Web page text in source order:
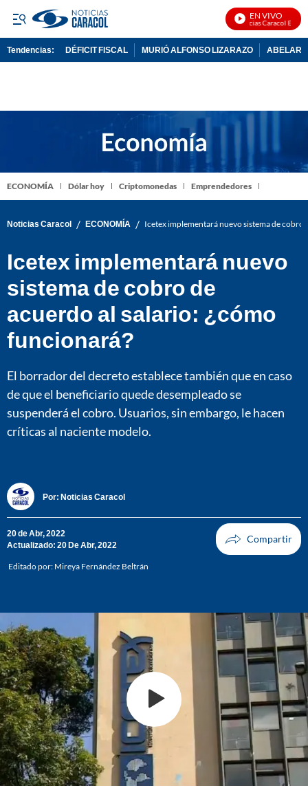
EN VIVO
Noticias Caracol En Vivo
Tendencias: DÉFICIT FISCAL MURIÓ ALFONSO LIZARAZO
ECONOMÍA Dólar hoy Criptomonedas Emprendedores
Noticias Caracol / ECONOMÍA / Icetex implementará nuevo sistema de
Icetex implementará nuevo
sistema de cobro de
acuerdo al salario: ¿cómo
funcionará?
El borrador del decreto establece también que en caso
de que el beneficiario quede desempleado se
suspenderá el cobro. Usuarios, sin embargo, le hacen
críticas al naciente modelo.
Por: Noticias Caracol
20 de Abr, 2022
Actualizado: 20 De Abr, 2022
Editado por: Mireya Fernández Beltrán